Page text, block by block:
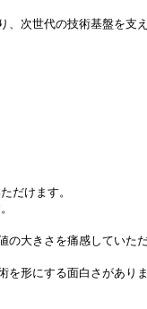
次世代の技術基盤を支
だけます。
大きさを痛感していただ
形にする面白さがありま